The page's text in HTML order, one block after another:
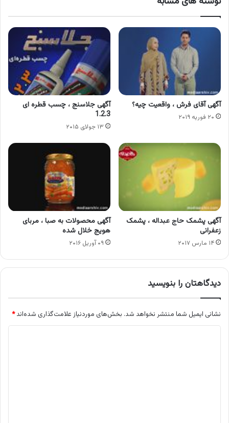
آگهی آقای فرش ، واقعیت چیه؟
۲۰ فوریه ۲۰۱۹
آگهی جلاسنج ، چسب قطره ای
1.2.3
۱۳ جولای ۲۰۱۵
آگهی پشمک حاج عبداله ، پشمک
زعفرانی
۱۴ مارس ۲۰۱۷
آگهی محصولات به صبا ، مربای
هویج خلال شده
۰۹ آوریل ۲۰۱۶
دیدگاهتان را بنویسید
نشانی ایمیل شما منتشر نخواهد شد. بخش‌های موردنیاز علامت‌گذاری شده‌اند*